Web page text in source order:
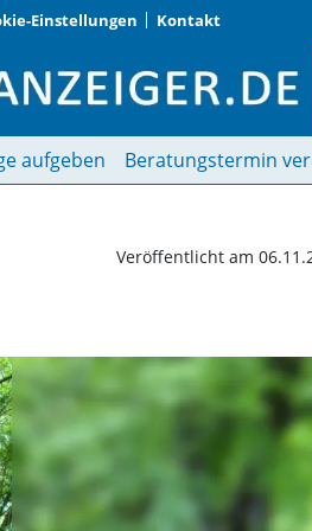
Einstellungen Kontakt
aufgeben Beratungstermin
Veröffentlicht am